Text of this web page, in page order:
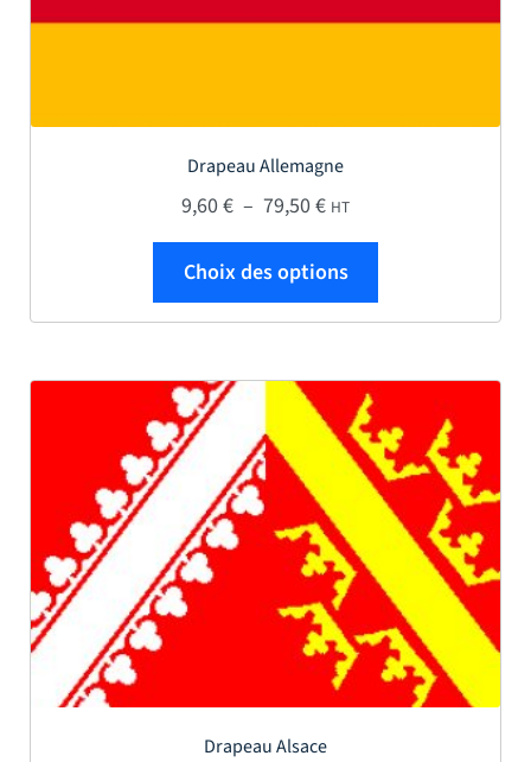
Drapeau Allemagne
9,60€ – 79,50€Plage de prix : 9,60 € à
HT
Choix des options
Drapeau Alsace